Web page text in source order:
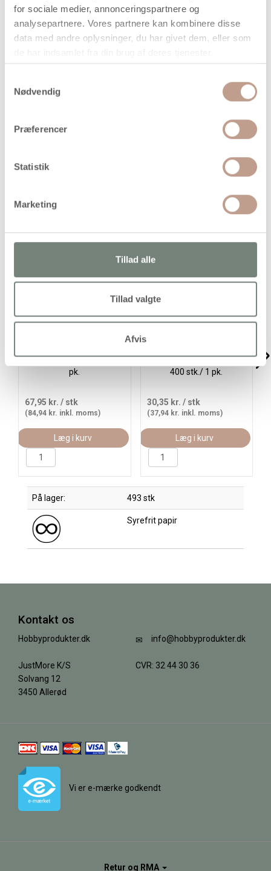
for sociale medier, annonceringspartnere og
analysepartnere. Vores partnere kan kombinere disse
data med andre oplysninger, du har givet dem, eller som
Nødvendig
Præferencer
Statistik
Marketing
Tillad alle
Tillad valgte
Afvis
Handelsbetingelser
Alternativer
80 g, ass. farver, 50ark/ 1
pk.
67,95 kr. / stk
(84,94 kr. inkl. moms)
Læg i kurv
cm, B: 15 mm, ass. farver,
400 stk./ 1 pk.
30,35 kr. / stk
(37,94 kr. inkl. moms)
Læg i kurv
På lager: 493 stk
Syrefrit papir
Kontakt os
Hobbyprodukter.dk
JustMore K/S
Solvang 12
3450 Allerød
info@hobbyprodukter.dk
CVR: 32 44 30 36
Vi er e-mærke godkendt
Retur og RMA